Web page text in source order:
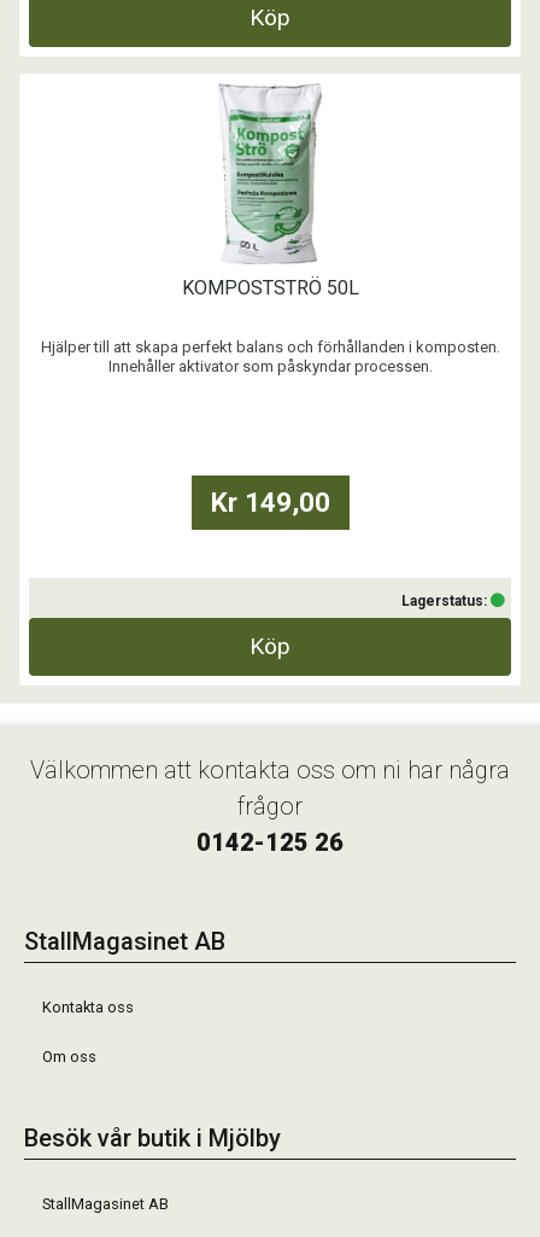
Köp
KOMPOSTSTRÖ 50L
Hjälper till att skapa perfekt balans och förhållanden i komposten.
Innehåller aktivator som påskyndar processen.
Kr 149,00
Lagerstatus:
Köp
Välkommen att kontakta oss om ni har några
frågor
0142-125 26
StallMagasinet AB
Kontakta oss
Om oss
Besök vår butik i Mjölby
StallMagasinet AB